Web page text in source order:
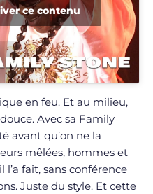
ce contenu
en feu. Et au milieu,
Avec sa Family
avant qu’on ne la
mêlées, hommes et
fait, sans conférence
Juste du style. Et cette